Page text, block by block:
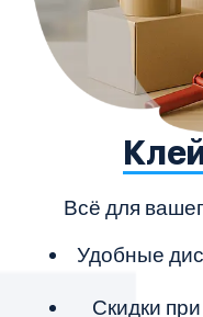
Всё для
Удобные
Скидки